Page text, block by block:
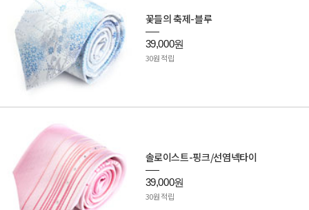
꽃들의 축제-블루
39,000원
30원 적립
솔로이스트-핑크/선염넥타이
39,000원
30원 적립